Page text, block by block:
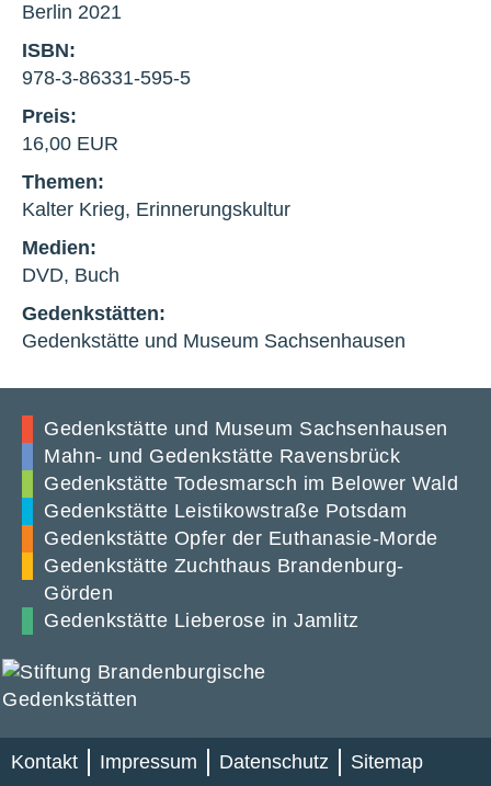
Berlin 2021
ISBN:
978-3-86331-595-5
Preis:
16,00 EUR
Themen:
Kalter Krieg, Erinnerungskultur
Medien:
DVD, Buch
Gedenkstätten:
Gedenkstätte und Museum Sachsenhausen
Gedenkstätte und Museum Sachsenhausen
Mahn- und Gedenkstätte Ravensbrück
Gedenkstätte Todesmarsch im Belower Wald
Gedenkstätte Leistikowstraße Potsdam
Gedenkstätte Opfer der Euthanasie-Morde
Gedenkstätte Zuchthaus Brandenburg-
Görden
Gedenkstätte Lieberose in Jamlitz
Kontakt Impressum Datenschutz Sitemap